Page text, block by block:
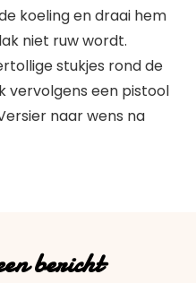
koeling en draai hem
niet ruw wordt.
stukjes rond de
vervolgens een pistool
naar wens na
bericht